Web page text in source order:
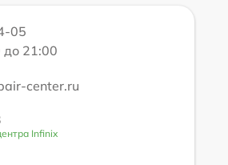
05
до 21:00
center.ru
Infinix